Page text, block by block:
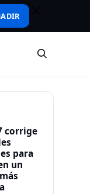
corrige
para
un